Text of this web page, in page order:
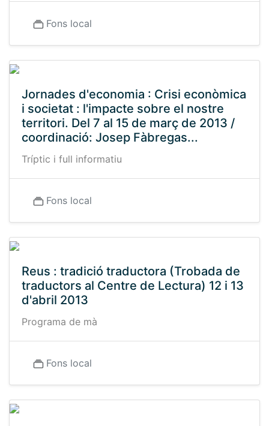
Fons local
Jornades d'economia : Crisi econòmica
i societat : l'impacte sobre el nostre
territori. Del 7 al 15 de març de 2013 /
coordinació: Josep Fàbregas...
Tríptic i full informatiu
Fons local
Reus : tradició traductora (Trobada de
traductors al Centre de Lectura) 12 i 13
d'abril 2013
Programa de mà
Fons local